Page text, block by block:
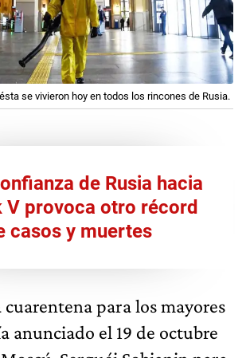
se vivieron hoy en todos los rincones de Rusia.
de Rusia hacia
V provoca otro récord
casos y muertes
cuarentena para los mayores
anunciado el 19 de octubre